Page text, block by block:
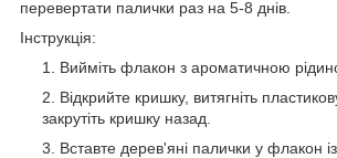
перевертати палички раз на 5-8 днів.
Інструкція:
Вийміть флакон з ароматичною
Відкрийте кришку, витягніть
закрутіть кришку назад.
Вставте дерев'яні палички у флакон